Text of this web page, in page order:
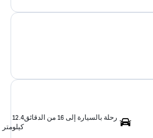
رحلة بالسيارة إلى 16 من الدقائق
12.4
كيلومتر